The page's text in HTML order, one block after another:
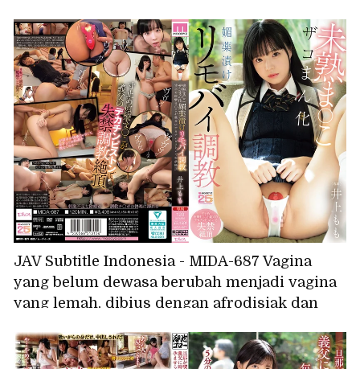
JAV Subtitle Indonesia - MIDA-687 Vagina
yang belum dewasa berubah menjadi vagina
yang lemah, dibius dengan afrodisiak dan
vaginanya berkedut karena hampir celaka,